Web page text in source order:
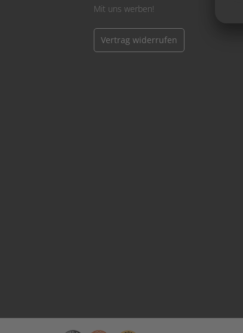
Mit uns werben!
Vertrag widerrufen